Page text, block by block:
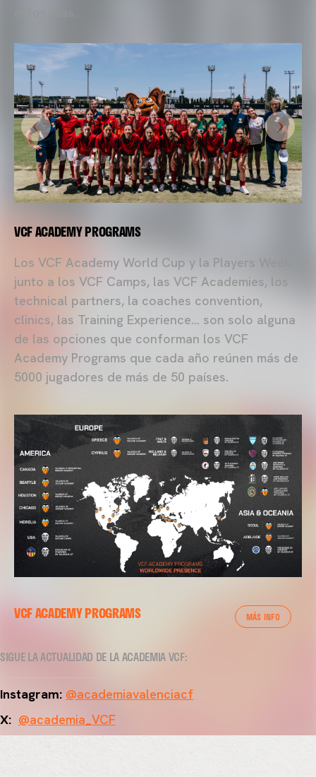
VCF ACADEMY PROGRAMS
Los VCF Academy World Cup y la Players Week
junto a los VCF Camps, las VCF Academies, los
technical partners, la coaches convention,
clinics, las Training Experience... son solo alguna
de las opciones que conforman los VCF
Academy Programs que cada año reúnen más de
5000 jugadores de más de 50 países.
VCF ACADEMY PROGRAMS MÁS INFO
SIGUE LA ACTUALIDAD DE LA ACADEMIA VCF:
Instagram: @academiavalenciacf
X: @academia_VCF